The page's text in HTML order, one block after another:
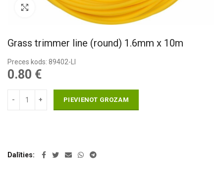
Pietuvināt
Grass trimmer line (round) 1.6mm x 10m
Preces kods: 89402-LI
0.80 €
PIEVIENOT GROZAM
Dalīties